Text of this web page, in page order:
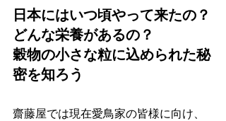
日本にはいつ頃やって来たの？
どんな栄養があるの？
穀物の小さな粒に込められた秘
密を知ろう
齋藤屋では現在愛鳥家の皆様に向け、